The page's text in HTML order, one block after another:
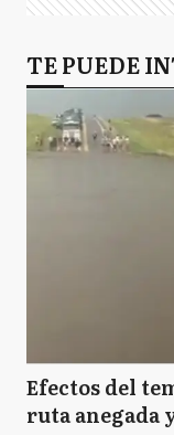
GP
LC
M
TE PUEDE
Efectos del
ruta anegada